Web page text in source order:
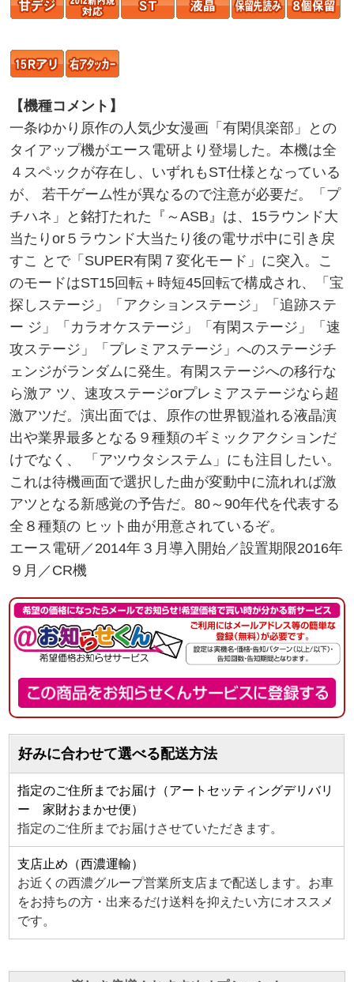
【機種コメント】
一条ゆかり原作の人気少女漫画「有閑倶楽部」との
タイアップ機がエース電研より登場した。本機は全
４スペックが存在し、いずれもST仕様となっている
が、 若干ゲーム性が異なるので注意が必要だ。「プ
チハネ」と銘打たれた『～ASB』は、15ラウンド大
当たりor５ラウンド大当たり後の電サポ中に引き戻
すこ とで「SUPER有閑７変化モード」に突入。こ
のモードはST15回転＋時短45回転で構成され、「宝
探しステージ」「アクションステージ」「追跡ステ
ー ジ」「カラオケステージ」「有閑ステージ」「速
攻ステージ」「プレミアステージ」へのステージチ
ェンジがランダムに発生。有閑ステージへの移行な
ら激ア ツ、速攻ステージorプレミアステージなら超
激アツだ。演出面では、原作の世界観溢れる液晶演
出や業界最多となる９種類のギミックアクションだ
けでなく、 「アツウタシステム」にも注目したい。
これは待機画面で選択した曲が変動中に流れれば激
アツとなる新感覚の予告だ。80～90年代を代表する
全８種類の ヒット曲が用意されているぞ。
エース電研／2014年３月導入開始／設置期限2016年
９月／CR機
好みに合わせて選べる配送方法
指定のご住所までお届け（アートセッティングデリバリ
ー 家財おまかせ便）
指定のご住所までお届けさせていただきます。
支店止め（西濃運輸）
お近くの西濃グループ営業所支店まで配送します。お車
をお持ちの方・出来るだけ送料を抑えたい方にオススメ
です。